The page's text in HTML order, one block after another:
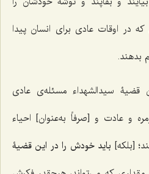
در اوقات عادى براى انسان پيدا
بدهند.
سيدالشهداء مسئله‌ى عادى
و عادت و [صرفاً به‌عنوان] احياء
[بلکه] بايد خودش را در اين قضيۀ